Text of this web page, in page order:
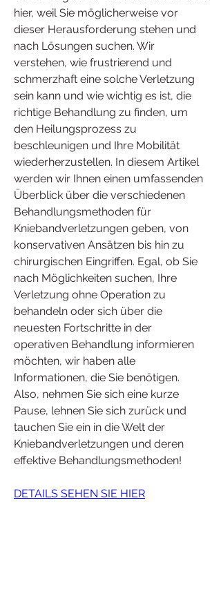
hier, weil Sie möglicherweise vor
dieser Herausforderung stehen und
nach Lösungen suchen. Wir
verstehen, wie frustrierend und
schmerzhaft eine solche Verletzung
sein kann und wie wichtig es ist, die
richtige Behandlung zu finden, um
den Heilungsprozess zu
beschleunigen und Ihre Mobilität
wiederherzustellen. In diesem Artikel
werden wir Ihnen einen umfassenden
Überblick über die verschiedenen
Behandlungsmethoden für
Kniebandverletzungen geben, von
konservativen Ansätzen bis hin zu
chirurgischen Eingriffen. Egal, ob Sie
nach Möglichkeiten suchen, Ihre
Verletzung ohne Operation zu
behandeln oder sich über die
neuesten Fortschritte in der
operativen Behandlung informieren
möchten, wir haben alle
Informationen, die Sie benötigen.
Also, nehmen Sie sich eine kurze
Pause, lehnen Sie sich zurück und
tauchen Sie ein in die Welt der
Kniebandverletzungen und deren
effektive Behandlungsmethoden!
DETAILS SEHEN SIE HIER